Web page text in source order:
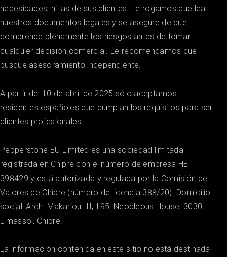
necesidades, ni las de sus clientes. Le rogamos que lea
nuestros documentos legales y se asegure de que
comprende plenamente los riesgos antes de tomar
cualquier decisión comercial. Le recomendamos que
busque asesoramiento independiente.
A partir del 10 de abril de 2025 sólo aceptamos
residentes españoles que cumplan los requisitos para ser
clientes profesionales.
Pepperstone EU Limited es una sociedad limitada
registrada en Chipre con el número de empresa ΗΕ
398429 y está autorizada y regulada por la Comisión de
Valores de Chipre (número de licencia 388/20). Domicilio
social: Arch. Makariou ΙΙΙ, 195, Neocleous House, 3030,
Limassol, Chipre.
La información contenida en este sitio no está destinada